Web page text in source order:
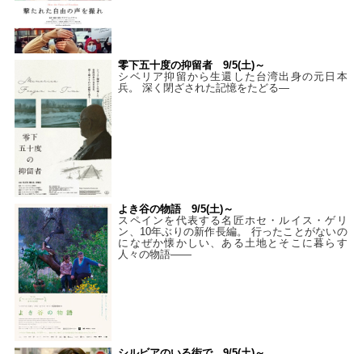
零下五十度の抑留者 9/5(土)～
シベリア抑留から生還した台湾出身の元日本
兵。 深く閉ざされた記憶をたどる—
よき谷の物語 9/5(土)～
スペインを代表する名匠ホセ・ルイス・ゲリ
ン、10年ぶりの新作長編。 行ったことがないの
になぜか懐かしい、ある土地とそこに暮らす
人々の物語――